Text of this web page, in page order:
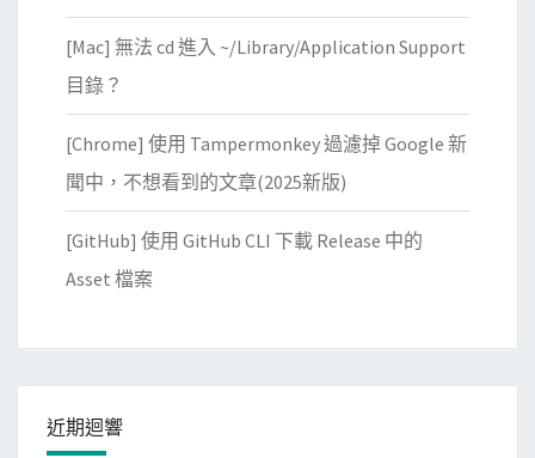
[Mac] 無法 cd 進入 ~/Library/Application Support
目錄？
[Chrome] 使用 Tampermonkey 過濾掉 Google 新
聞中，不想看到的文章(2025新版)
[GitHub] 使用 GitHub CLI 下載 Release 中的
Asset 檔案
近期迴響